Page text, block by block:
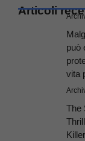
Articoli
può
vita
The